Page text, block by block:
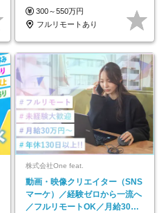
で18時退勤◎
300～550万円
フルリモートあり
株式会社One feat.
動画・映像クリエイター（SNS
マーケ）／経験ゼロから一流へ
／フルリモートOK／月給30万